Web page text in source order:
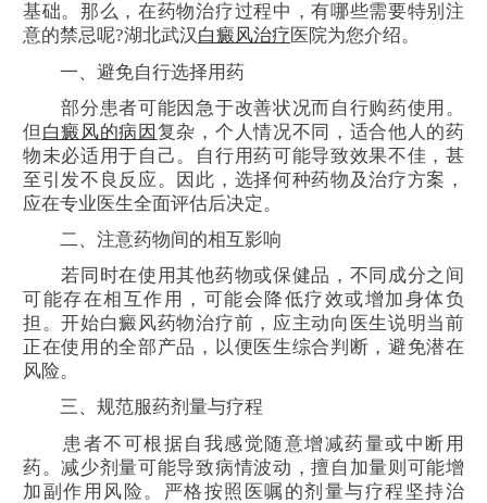
基础。那么，在药物治疗过程中，有哪些需要特别注
意的禁忌呢?湖北武汉白癜风治疗 医院为您介绍。
一、避免自行选择用药
部分患者可能因急于改善状况而自行购药使用。
但 白癜风的病因 复杂，个人情况不同，适合他人的药
物未必适用于自己。自行用药可能导致效果不佳，甚
至引发不良反应。因此，选择何种药物及治疗方案，
应在专业医生全面评估后决定。
二、注意药物间的相互影响
若同时在使用其他药物或保健品，不同成分之间
可能存在相互作用，可能会降低疗效或增加身体负
担。开始白癜风药物治疗前，应主动向医生说明当前
正在使用的全部产品，以便医生综合判断，避免潜在
风险。
三、规范服药剂量与疗程
患者不可根据自我感觉随意增减药量或中断用
药。减少剂量可能导致病情波动，擅自加量则可能增
加副作用风险。严格按照医嘱的剂量与疗程坚持治